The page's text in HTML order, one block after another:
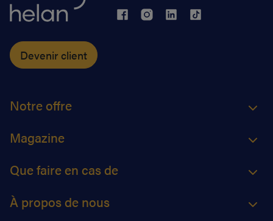
Devenir client
Notre offre
Magazine
Que faire en cas de
À propos de nous